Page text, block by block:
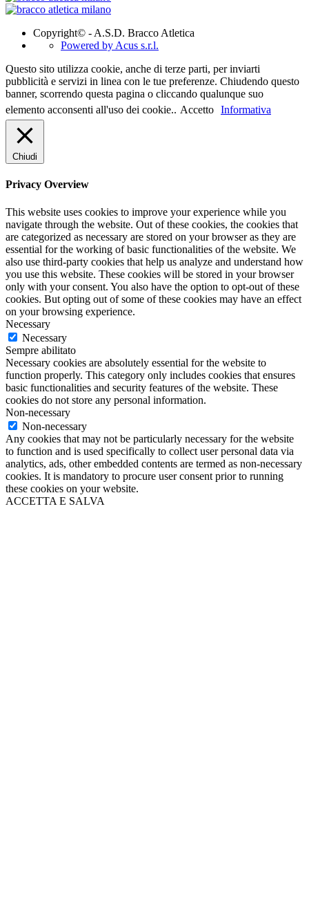
Copyright© - A.S.D. Bracco Atletica
Powered by Acus s.r.l.
Questo sito utilizza cookie, anche di terze parti, per inviarti
pubblicità e servizi in linea con le tue preferenze. Chiudendo questo
banner, scorrendo questa pagina o cliccando qualunque suo
elemento acconsenti all'uso dei cookie.. Accetto Informativa
Chiudi
Privacy Overview
This website uses cookies to improve your experience while you
navigate through the website. Out of these cookies, the cookies that
are categorized as necessary are stored on your browser as they are
essential for the working of basic functionalities of the website. We
also use third-party cookies that help us analyze and understand how
you use this website. These cookies will be stored in your browser
only with your consent. You also have the option to opt-out of these
cookies. But opting out of some of these cookies may have an effect
on your browsing experience.
Necessary
Necessary
Sempre abilitato
Necessary cookies are absolutely essential for the website to
function properly. This category only includes cookies that ensures
basic functionalities and security features of the website. These
cookies do not store any personal information.
Non-necessary
Non-necessary
Any cookies that may not be particularly necessary for the website
to function and is used specifically to collect user personal data via
analytics, ads, other embedded contents are termed as non-necessary
cookies. It is mandatory to procure user consent prior to running
these cookies on your website.
ACCETTA E SALVA